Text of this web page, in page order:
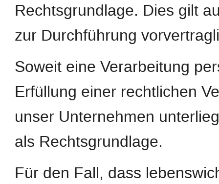
Rechtsgrundlage. Dies gilt
zur Durchführung
Soweit eine Verarbeitung
Erfüllung einer rechtlichen
unser Unternehmen
als Rechtsgrundlage.
Für den Fall, dass